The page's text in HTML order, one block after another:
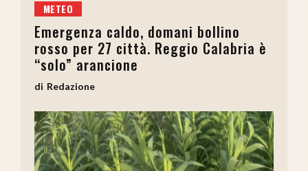
METEO
Emergenza caldo, domani bollino
rosso per 27 città. Reggio Calabria è
“solo” arancione
Redazione